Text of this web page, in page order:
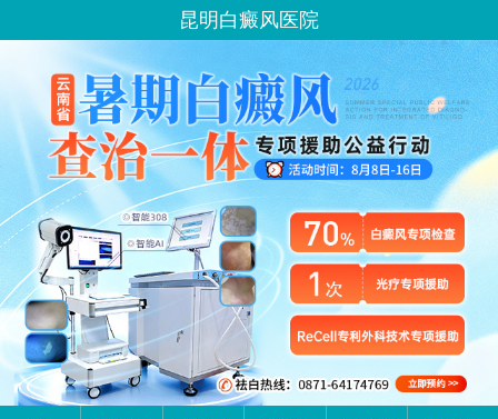
昆明白癜风医院
请问你是有白斑、白癜风问题吗？